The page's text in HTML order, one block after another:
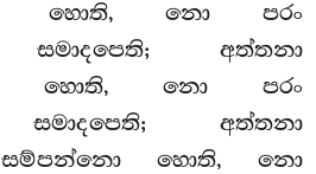
හොති, නො පරං
සමාදපෙති; අත්තනා
හොති, නො පරං
සමාදපෙති; අත්තනා
හොති, නො